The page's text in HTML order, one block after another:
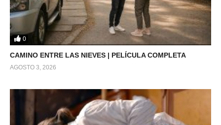
0
CAMINO ENTRE LAS NIEVES | PELÍCULA COMPLETA
AGOSTO 3, 2026